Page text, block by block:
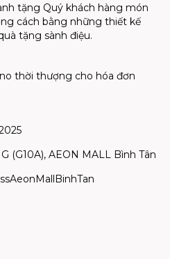
tặng Quý khách hàng món
cách bằng những thiết kế
tặng sành điệu.
thời thượng cho hóa đơn
(G10A), AEON MALL Bình Tân